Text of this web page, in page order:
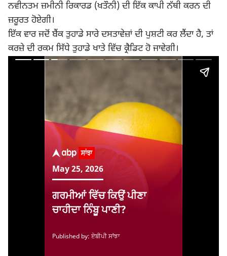
ਨਵੀਨਤਮ ਜ਼ਮੀਨੀ ਰਿਕਾਰਡ (ਖਤੌਨੀ) ਦੀ ਇੱਕ ਕਾਪੀ ਨੱਥੀ ਕਰਨ ਦੀ
ਜ਼ਰੂਰਤ ਹੋਏਗੀ।
ਇੱਕ ਵਾਰ ਜਦੋਂ ਬੈਂਕ ਤੁਹਾਡੇ ਸਾਰੇ ਦਸਤਾਵੇਜ਼ਾਂ ਦੀ ਪੁਸ਼ਟੀ ਕਰ ਲੈਂਦਾ ਹੈ, ਤਾਂ
ਕਰਜ਼ੇ ਦੀ ਰਕਮ ਸਿੱਧੇ ਤੁਹਾਡੇ ਖਾਤੇ ਵਿੱਚ ਕ੍ਰੈਡਿਟ ਹੋ ਜਾਵੇਗੀ।